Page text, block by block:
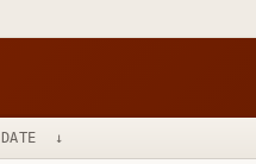
DATE ↓